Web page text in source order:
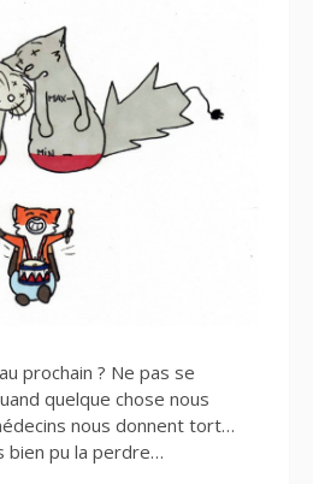
prochain ? Ne pas se
quelque chose nous
nous donnent tort…
bien pu la perdre…